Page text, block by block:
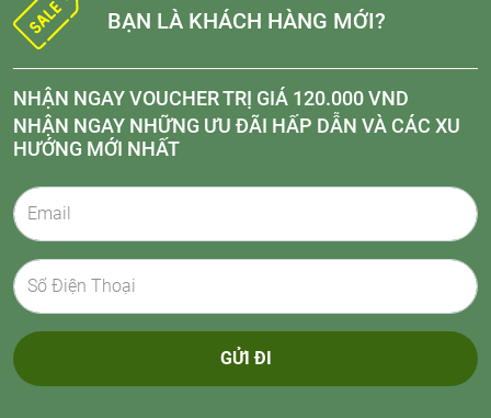
BẠN LÀ KHÁCH HÀNG MỚI?
NHẬN NGAY VOUCHER TRỊ GIÁ 120.000 VND
NHẬN NGAY NHỮNG ƯU ĐÃI HẤP DẪN VÀ CÁC XU
HƯỚNG MỚI NHẤT
GỬI ĐI